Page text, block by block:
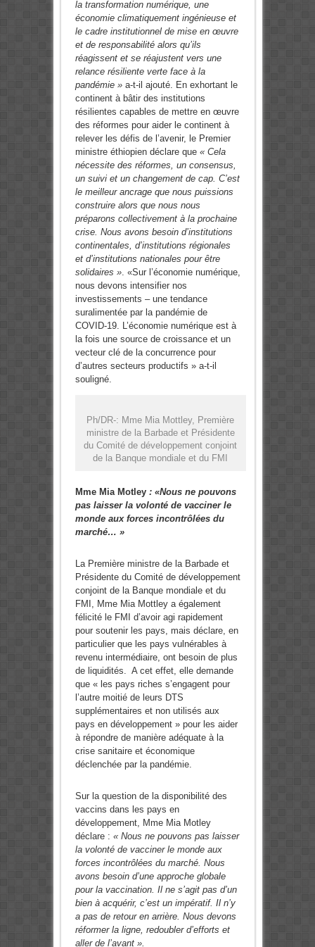
la transformation numérique, une
économie climatiquement ingénieuse et
le cadre institutionnel de mise en œuvre
et de responsabilité alors qu’ils
réagissent et se réajustent vers une
relance résiliente verte face à la
pandémie »a-t-il ajouté. En exhortant le
continent à bâtir des institutions
résilientes capables de mettre en œuvre
des réformes pour aider le continent à
relever les défis de l’avenir, le Premier
ministre éthiopien déclare que « Cela
nécessite des réformes, un consensus,
un suivi et un changement de cap. C’est
le meilleur ancrage que nous puissions
construire alors que nous nous
préparons collectivement à la prochaine
crise. Nous avons besoin d’institutions
continentales, d’institutions régionales
et d’institutions nationales pour être
solidaires ». «Sur l’économie numérique,
nous devons intensifier nos
investissements – une tendance
suralimentée par la pandémie de
COVID-19. L’économie numérique est à
la fois une source de croissance et un
vecteur clé de la concurrence pour
d’autres secteurs productifs » a-t-il
souligné.
Ph/DR-: Mme Mia Mottley, Première
ministre de la Barbade et Présidente
du Comité de développement conjoint
de la Banque mondiale et du FMI
Mme Mia Motley: «Nous ne pouvons
pas laisser la volonté de vacciner le
monde aux forces incontrôlées du
marché… »
La Première ministre de la Barbade et
Présidente du Comité de développement
conjoint de la Banque mondiale et du
FMI, Mme Mia Mottley a également
félicité le FMI d’avoir agi rapidement
pour soutenir les pays, mais déclare, en
particulier que les pays vulnérables à
revenu intermédiaire, ont besoin de plus
de liquidités. A cet effet, elle demande
que « les pays riches s’engagent pour
l’autre moitié de leurs DTS
supplémentaires et non utilisés aux
pays en développement » pour les aider
à répondre de manière adéquate à la
crise sanitaire et économique
déclenchée par la pandémie.
Sur la question de la disponibilité des
vaccins dans les pays en
développement, Mme Mia Motley
déclare : « Nous ne pouvons pas laisser
la volonté de vacciner le monde aux
forces incontrôlées du marché. Nous
avons besoin d’une approche globale
pour la vaccination. Il ne s’agit pas d’un
bien à acquérir, c’est un impératif. Il n’y
a pas de retour en arrière. Nous devons
réformer la ligne, redoubler d’efforts et
aller de l’avant ».